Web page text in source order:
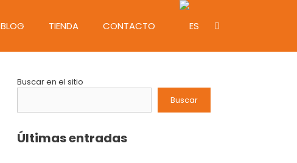
BLOG TIENDA CONTACTO
Buscar en el sitio
Buscar
Últimas entradas